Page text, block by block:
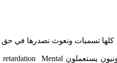
كلها تسميات ونعوث نصدرها في حق
يستعملون Mental
retardation